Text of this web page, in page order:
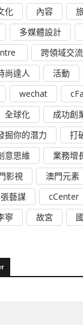
化 內容
多媒體設計
跨領域交流
尚達人 活動
wechat
全球化 成功創
掘你的潛力 打
意思維 業務增
影視 澳門元素
張藝謀 cCenter
寧 故宮